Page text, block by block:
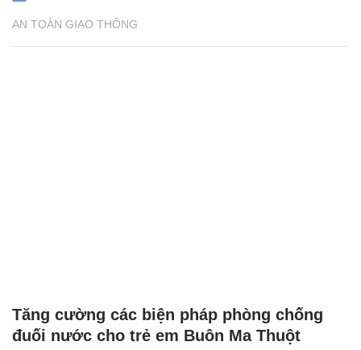
AN TOÀN GIAO THÔNG
Tăng cường các biện pháp phòng chống
đuối nước cho trẻ em Buôn Ma Thuột